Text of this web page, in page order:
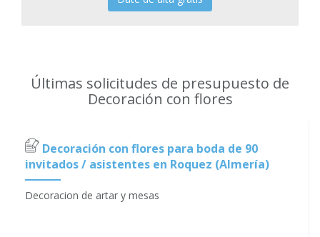
Últimas solicitudes de presupuesto de
Decoración con flores
Decoración con flores para boda de 90
invitados / asistentes en Roquez (Almería)
Decoracion de artar y mesas